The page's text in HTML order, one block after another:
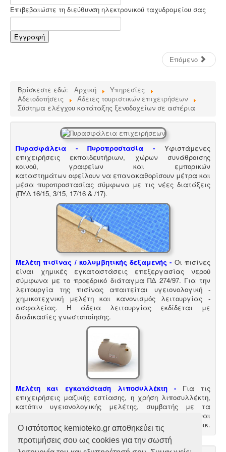
Ο ιστότοπος kemioteko.gr αποθηκεύει τις
προτιμήσεις σου ως cookies για την σωστή
αδρανοποιημένα ζωικά υποπροϊόντα θεωρούνται μη
επικίνδυνα απόβλητα και περιλαμβάνονται στον
Μελέτη περιβαλλοντικών επιπτώσεων -
περισσότερα είδη επιχειρήσεων προκειμένου να
χρειάζονται περιβαλλοντική άδεια σε ισχύ. Η άδεια
εκδίδεται μετά από την έγκριση της σχετικής μελέτης
περιβαλλοντικών επιπτώσεων.
Τεχνικός ασφαλείας στην εργασία -
επιχειρήσεις έχουν την υποχρέωση να διαθέτουν
μελέτη επικινδυνότητας από επαγγελματία τεχνικό
ασφαλείας εγγεγραμμένο στο μητρώο της
επιθεώρησης εργασίας (Ν. 3850/10, άρθρα 12, 42, 43)
Επιβεβαιώστε τη διεύθυνση ηλεκτρονικού ταχυδρομείου σας
Εγγραφή
Επόμενο
Βρίσκεστε εδώ: Αρχική
Υπηρεσίες
Αδειοδοτήσεις
Άδειες τουριστικών επιχειρήσεων
Σύστημα ελέγχου κατάταξης ξενοδοχείων σε αστέρια
Πυρασφάλεια - Πυροπροστασία -
Υφιστάμενες
επιχειρήσεις εκπαιδευτήριων, χώρων συνάθροισης
κοινού, γραφείων και εμπορικών
καταστημάτων οφείλουν να επανακαθορίσουν μέτρα και
μέσα πυροπροστασίας σύμφωνα με τις νέες διατάξεις
(ΠΥΔ 16/15, 3/15, 17/16 & /17).
Μελέτη πισίνας / κολυμβητικής δεξαμενής - Οι πισίνες
είναι χημικές εγκαταστάσεις επεξεργασίας νερού
σύμφωνα με το προεδρικό διάταγμα ΠΔ 274/97. Για την
λειτουργία της πισίνας απαιτείται υγειονολογική -
χημικοτεχνική μελέτη και κανονισμός λειτουργίας -
ασφαλείας. Η άδεια λειτουργίας εκδίδεται με
διαδικασίες γνωστοποίησης.
Μελέτη και εγκατάσταση λιποσυλλέκτη -
Για τις
επιχειρήσεις μαζικής εστίασης, η χρήση λιποσυλλέκτη,
κατόπιν υγειονολογικής μελέτης, συμβατής με τα
πρότυπα DIN 1986-100α, EN 1825-1+2, DIN 4040-100 είναι
υποχρεωτική από την υγειονομική διάταξη Υ1γ / ΓΠ / οικ.
47829 / 17.